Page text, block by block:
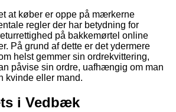
at køber er oppe på mærkerne
regler der har betydning for
på bakkemørtel online
På grund af dette er det ydermere
helst gemmer sin ordrekvittering,
påvise sin ordre, uafhængig om man
kvinde eller mand.
i Vedbæk